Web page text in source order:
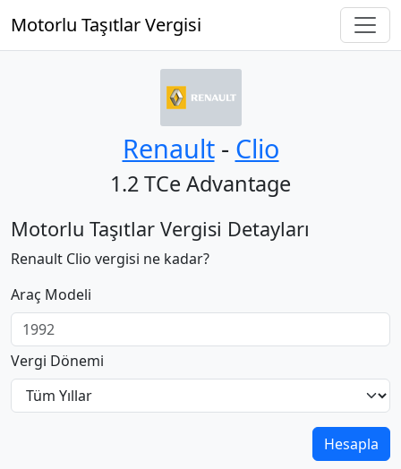
Motorlu Taşıtlar Vergisi
Renault‐ Clio
1.2 TCe Advantage
Motorlu Taşıtlar Vergisi Detayları
Renault Clio vergisi ne kadar?
Araç Modeli
Vergi Dönemi
Hesapla